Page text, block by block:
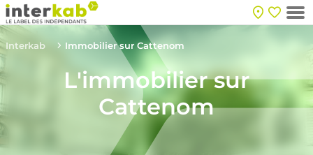
Interkab Immobilier sur Cattenom
L'immobilier sur
Cattenom